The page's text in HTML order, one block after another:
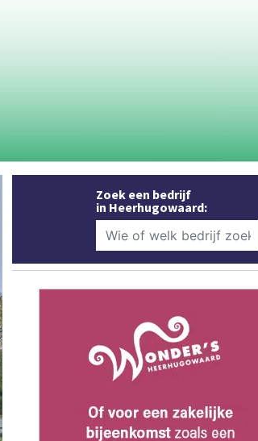
Zoek een bedrijf
in Heerhugowaard: